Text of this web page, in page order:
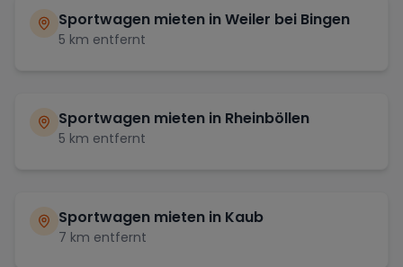
Sportwagen mieten inWeiler bei Bingen
5 km entfernt
Sportwagen mieten in Rheinböllen
5 km entfernt
Sportwagen mieten in Kaub
7 km entfernt